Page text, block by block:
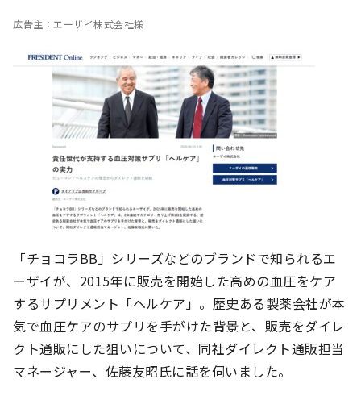
広告主：エーザイ株式会社様
「チョコラBB」シリーズなどのブランドで知られるエ
ーザイが、2015年に販売を開始した高めの血圧をケア
するサプリメント「ヘルケア」。歴史ある製薬会社が本
気で血圧ケアのサプリを手がけた背景と、販売をダイレ
クト通販にした狙いについて、同社ダイレクト通販担当
マネージャー、佐藤友昭氏に話を伺いました。